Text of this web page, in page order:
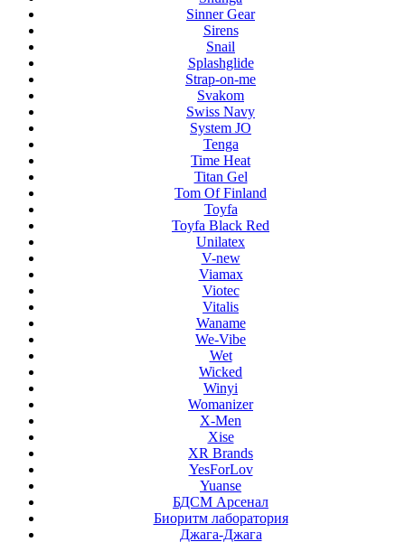
Sinner Gear
Sirens
Snail
Splashglide
Strap-on-me
Svakom
Swiss Navy
System JO
Tenga
Time Heat
Titan Gel
Tom Of Finland
Toyfa
Toyfa Black Red
Unilatex
V-new
Viamax
Viotec
Vitalis
Waname
We-Vibe
Wet
Wicked
Winyi
Womanizer
X-Men
Xise
XR Brands
YesForLov
Yuanse
БДСМ Арсенал
Биоритм лаборатория
Джага-Джага